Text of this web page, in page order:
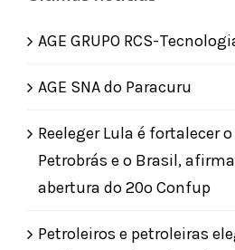
AGE GRUPO RCS-
AGE SNA do Paracuru
Reeleger Lula é fortalecer
Petrobrás e o Brasil,
abertura do 20º Confup
Petroleiros e petroleiras